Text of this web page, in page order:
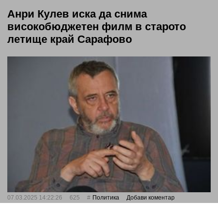
Анри Кулев иска да снима
високобюджетен филм в старото
летище край Сарафово
07.03.2025 14:22:26 625 Политика Добави коментар